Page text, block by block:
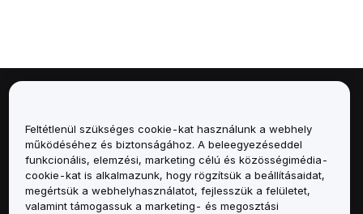
Szolgáltatások
Támogatás
Feltétlenül szükséges cookie-kat használunk a webhely
működéséhez és biztonságához. A beleegyezéseddel
funkcionális, elemzési, marketing célú és közösségimédia-
cookie-kat is alkalmazunk, hogy rögzítsük a beállításaidat,
megértsük a webhelyhasználatot, fejlesszük a felületet,
valamint támogassuk a marketing- és megosztási